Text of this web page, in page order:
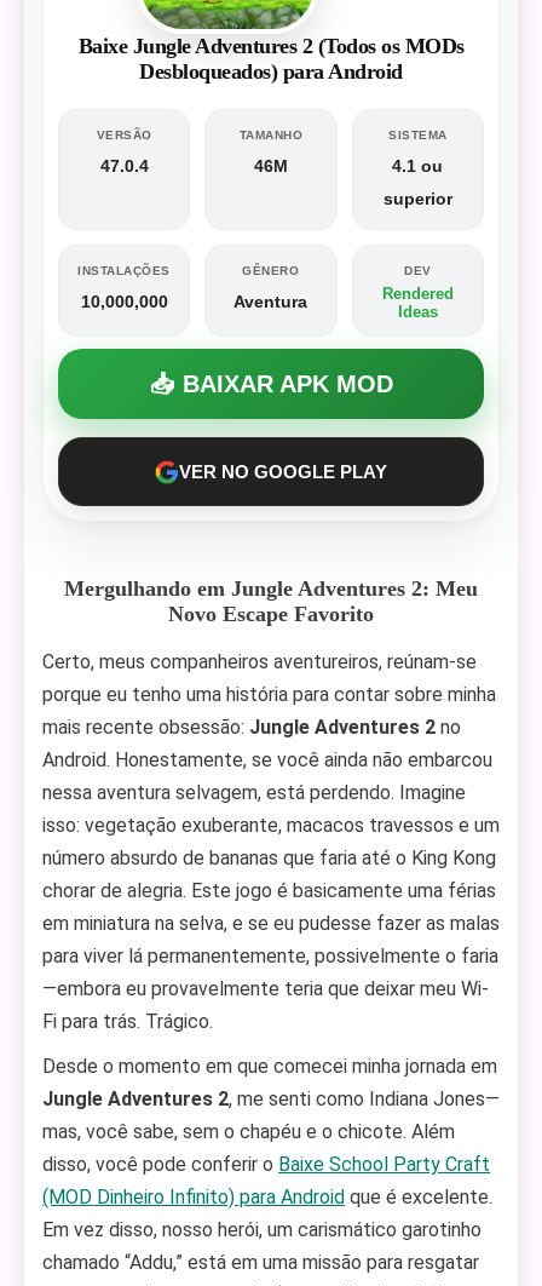
Baixe Jungle Adventures 2 (Todos os MODs
Desbloqueados) para Android
VERSÃO
47.0.4
TAMANHO
46M
SISTEMA
4.1 ou
superior
INSTALAÇÕES
10,000,000
GÊNERO
Aventura
DEV
Rendered
Ideas
📥 BAIXAR APK MOD
VER NO GOOGLE PLAY
Mergulhando em Jungle Adventures 2: Meu
Novo Escape Favorito
Certo, meus companheiros aventureiros, reúnam-se
porque eu tenho uma história para contar sobre minha
mais recente obsessão: Jungle Adventures 2 no
Android. Honestamente, se você ainda não embarcou
nessa aventura selvagem, está perdendo. Imagine
isso: vegetação exuberante, macacos travessos e um
número absurdo de bananas que faria até o King Kong
chorar de alegria. Este jogo é basicamente uma férias
em miniatura na selva, e se eu pudesse fazer as malas
para viver lá permanentemente, possivelmente o faria
—embora eu provavelmente teria que deixar meu Wi-
Fi para trás. Trágico.
Desde o momento em que comecei minha jornada em
Jungle Adventures 2, me senti como Indiana Jones—
mas, você sabe, sem o chapéu e o chicote. Além
disso, você pode conferir o Baixe School Party Craft
(MOD Dinheiro Infinito) para Android que é excelente.
Em vez disso, nosso herói, um carismático garotinho
chamado “Addu,” está em uma missão para resgatar